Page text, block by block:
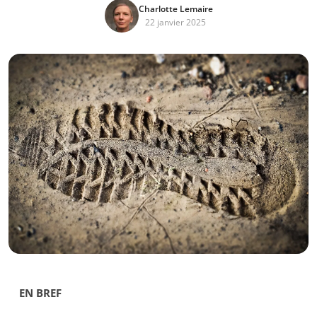
Charlotte Lemaire
22 janvier 2025
EN BREF